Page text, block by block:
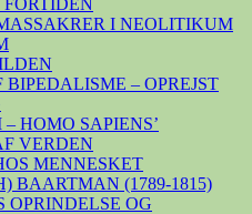
I NEOLITIKUM
– OPREJST
HOMO SAPIENS’
VERDEN
MENNESKET
BAARTMAN (1789-1815)
OPRINDELSE OG